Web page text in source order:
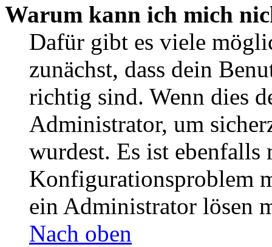
Warum kann ich mich
Dafür gibt es viele
zunächst, dass dein
richtig sind. Wenn dies
Administrator, um
wurdest. Es ist ebenfalls
Konfigurationsproblem
ein Administrator lösen
Nach oben